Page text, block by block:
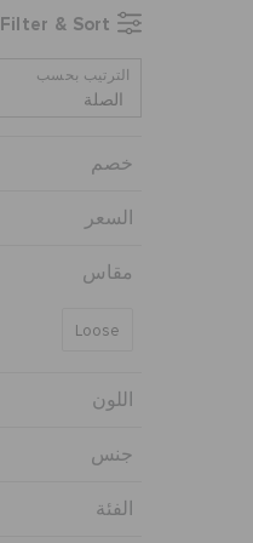
Filter & Sort
الترتيب بحسب
خصم
السعر
مقاس
Loose
اللون
جنس
الفئة